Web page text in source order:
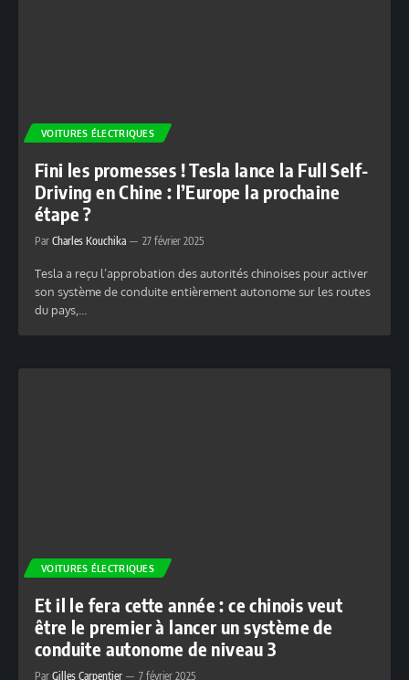
VOITURES ÉLECTRIQUES
Fini les promesses ! Tesla lance la Full Self-
Driving en Chine : l’Europe la prochaine
étape ?
Par Charles Kouchika 27 février 2025
Tesla a reçu l’approbation des autorités chinoises pour activer
son système de conduite entièrement autonome sur les routes
du pays,…
VOITURES ÉLECTRIQUES
Et il le fera cette année : ce chinois veut
être le premier à lancer un système de
conduite autonome de niveau 3
Par Gilles Carpentier 7 février 2025